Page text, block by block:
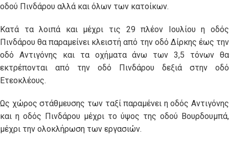
οδού Πινδάρου αλλά και όλων των κατοίκων.
Κατά τα λοιπά και μέχρι τις 29 πλέον Ιουλίου η οδός
Πινδάρου θα παραμείνει κλειστή από την οδό Δίρκης έως την
οδό Αντιγόνης και τα οχήματα άνω των 3,5 τόνων θα
εκτρέπονται από την οδό Πινδάρου δεξιά στην οδό
Ετεοκλέους.
Ως χώρος στάθμευσης των ταξί παραμένει η οδός Αντιγόνης
και η οδός Πινδάρου μέχρι το ύψος της οδού Βουρδουμπά,
μέχρι την ολοκλήρωση των εργασιών.